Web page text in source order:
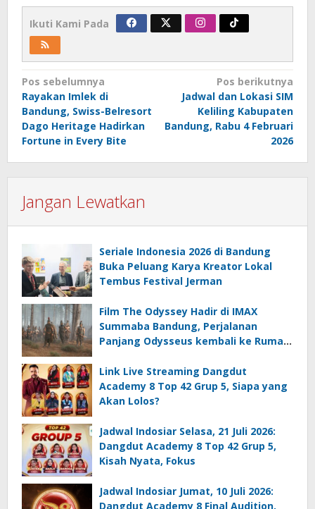
Ikuti Kami Pada
Navigasi
pos
Pos sebelumnya
Rayakan Imlek di
Bandung, Swiss-Belresort
Dago Heritage Hadirkan
Fortune in Every Bite
Pos berikutnya
Jadwal dan Lokasi SIM
Keliling Kabupaten
Bandung, Rabu 4 Februari
2026
Jangan Lewatkan
Seriale Indonesia 2026 di Bandung
Buka Peluang Karya Kreator Lokal
Tembus Festival Jerman
Film The Odyssey Hadir di IMAX
Summaba Bandung, Perjalanan
Panjang Odysseus kembali ke Rumah
Link Live Streaming Dangdut
Academy 8 Top 42 Grup 5, Siapa yang
Akan Lolos?
Jadwal Indosiar Selasa, 21 Juli 2026:
Dangdut Academy 8 Top 42 Grup 5,
Kisah Nyata, Fokus
Jadwal Indosiar Jumat, 10 Juli 2026:
Dangdut Academy 8 Final Audition,